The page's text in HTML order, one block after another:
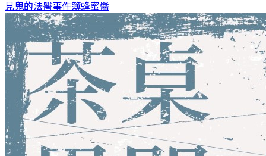
見鬼的法醫事件簿蜂蜜醬